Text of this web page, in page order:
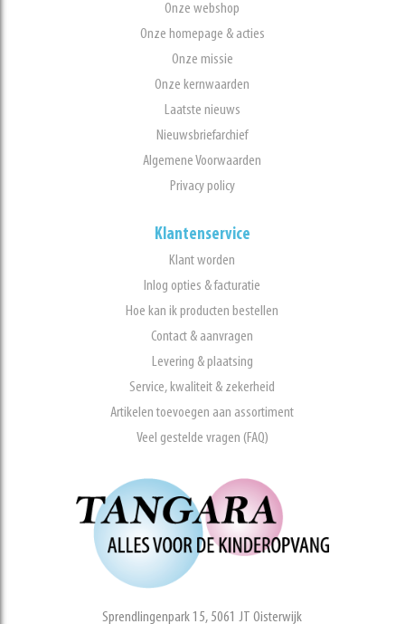
Onze webshop
Onze homepage & acties
Onze missie
Onze kernwaarden
Laatste nieuws
Nieuwsbriefarchief
Algemene Voorwaarden
Privacy policy
Klantenservice
Klant worden
Inlog opties & facturatie
Hoe kan ik producten bestellen
Contact & aanvragen
Levering & plaatsing
Service, kwaliteit & zekerheid
Artikelen toevoegen aan assortiment
Veel gestelde vragen (FAQ)
Sprendlingenpark 15, 5061 JT Oisterwijk